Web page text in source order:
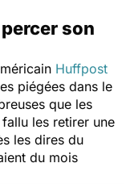
son
Huffpost
piégées dans le
que les
les retirer une
les dires du
du mois